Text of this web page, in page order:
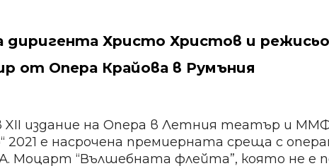
Христо Христов и
от Опера Крайова в Румъния
в XII издание на Опера в Летния театър и
2021 е насрочена премиерната среща с
Моцарт “Вълшебната флейта”, която не е